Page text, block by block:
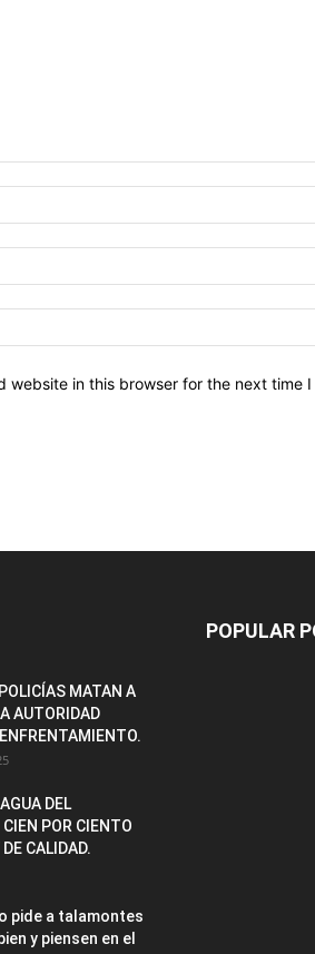
website in this browser for the next time
MATAN A
AUTORIDAD
DEL
POR CIENTO
CALIDAD.
pide a talamontes
y piensen en el
POPULAR